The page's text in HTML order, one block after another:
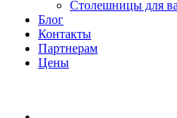
Столешницы для
Блог
Контакты
Партнерам
Цены